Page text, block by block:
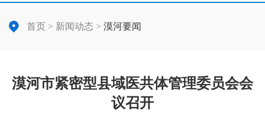
首页 > 新闻动态 > 漠河要闻
漠河市紧密型县域医共体管理委员会会
议召开